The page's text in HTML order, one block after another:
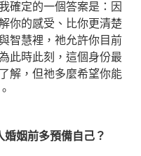
確定的一個答案是：因
你的感受、比你更清楚
智慧裡，祂允許你目前
此時此刻，這個身份最
解，但祂多麼希望你能
姻前多預備自己？